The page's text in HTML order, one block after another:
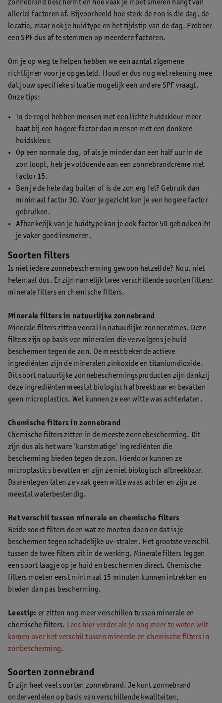
zonnebrand beschermt en hoe vaak je moet smeren hangt van
allerlei factoren af. Bijvoorbeeld hoe sterk de zon is die dag, de
locatie, maar ook je huidtype en het tijdstip van de dag. Probeer
een SPF dus af te stemmen op meerdere factoren.
Om je op weg te helpen hebben we een aantal algemene
richtlijnen voor je opgesteld. Houd er dus nog wel rekening mee
dat jouw specifieke situatie mogelijk een andere SPF vraagt.
Onze tips:
In de regel hebben mensen met een lichte huidskleur meer
baat bij een hogere factor dan mensen met een donkere
huidskleur.
Op een normale dag, of als je minder dan een half uur in de
zon loopt, heb je voldoende aan een zonnebrandcrème met
factor 15.
Ben je de hele dag buiten of is de zon erg fel? Gebruik dan
minimaal factor 30. Voor je gezicht kan je een hogere factor
gebruiken.
Afhankelijk van je huidtype kan je ook factor 50 gebruiken én
je vaker goed insmeren.
Soorten filters
Is niet iedere zonnebescherming gewoon hetzelfde? Nou, niet
helemaal dus. Er zijn namelijk twee verschillende soorten filters:
minerale filters en chemische filters.
Minerale filters in natuurlijke zonnebrand
Minerale filters zitten vooral in natuurlijke zonnecrèmes. Deze
filters zijn op basis van mineralen die vervolgens je huid
beschermen tegen de zon. De meest bekende actieve
ingrediënten zijn de mineralen zinkoxide en titaniumdioxide.
Dit soort natuurlijke zonnebeschermingsproducten zijn dankzij
deze ingrediënten meestal biologisch afbreekbaar en bevatten
geen microplastics. Wel kunnen ze een witte was achterlaten.
Chemische filters in zonnebrand
Chemische filters zitten in de meeste zonnebescherming. Dit
zijn dus als het ware ‘kunstmatige’ ingrediënten die
bescherming bieden tegen de zon. Hierdoor kunnen ze
microplastics bevatten en zijn ze niet biologisch afbreekbaar.
Daarentegen laten ze vaak geen witte waas achter en zijn ze
meestal waterbestendig.
Het verschil tussen minerale en chemische filters
Beide soort filters doen wat ze moeten doen en dat is je
beschermen tegen schadelijke uv-stralen. Het grootste verschil
tussen de twee filters zit in de werking. Minerale filters leggen
een soort laagje op je huid en beschermen direct. Chemische
filters moeten eerst minimaal 15 minuten kunnen intrekken en
bieden dan pas bescherming.
Leestip: er zitten nog meer verschillen tussen minerale en
chemische filters. Lees hier verder als je nog meer te weten wilt
komen over het verschil tussen minerale en chemische filters in
zonbescherming.
Soorten zonnebrand
Er zijn heel veel soorten zonnebrand. Je kunt zonnebrand
onderverdelen op basis van verschillende kwaliteiten,